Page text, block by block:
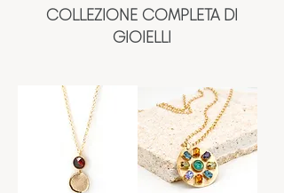
COLLEZIONE COMPLETA DI
GIOIELLI